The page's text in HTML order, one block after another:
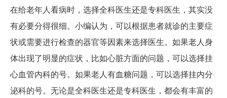
在给老年人看病时，选择全科医生还是专科医生，其实没
有必要分得很细。小编认为，可以根据患者就诊的主要症
状或需要进行检查的器官等因素来选择医生。如果老人身
体出现了明显的症状，比如心脏方面的问题，可以选择挂
心血管内科的号。如果老人有血糖问题，可以选择挂内分
泌科的号。无论是全科医生还是专科医生，都会有丰富的